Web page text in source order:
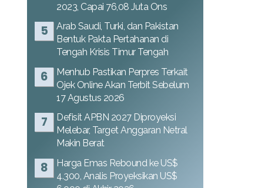
2023, Capai 76,08 Juta Ons
Arab Saudi, Turki, dan Pakistan
Bentuk Pakta Pertahanan di
Tengah Krisis Timur Tengah
Menhub Pastikan Perpres Terkait
Ojek Online Akan Terbit Sebelum
17 Agustus 2026
Defisit APBN 2027 Diproyeksi
Melebar, Target Anggaran Netral
Makin Berat
Harga Emas Rebound ke US$
4.300, Analis Proyeksikan US$